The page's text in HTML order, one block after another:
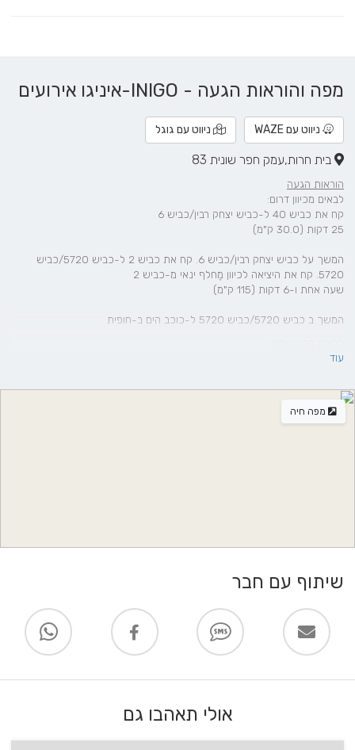
מפה והוראות הגעה - INIGO-איניגו אירועים
ניווט עם WAZE ניווט עם גוגל
בית חרות,עמק חפר שונית 83
הוראות הגעה
לבאים מכיוון דרום:
קח את כביש 40 ל-כביש יצחק רבין/כביש 6
25 דקות (30.0 ק"מ)
המשך על כביש יצחק רבין/כביש 6. קח את כביש 2 ל-כביש 5720/כביש
5720. קח את היציאה לכיוון מֶחלף ינאי מ-כביש 2
שעה אחת ו-6 דקות (115 ק"מ)
המשך ב כביש 5720/כביש 5720 ל-כוכב הים ב-חופית
התחל צפון מערב לכיוון תל חי
ל-כביש 5720/כביש 5720. קח את היציאה לכיוון מֶחלף ינאי מ-כביש 2
עוד
מפה חיה
שיתוף עם חבר
אולי תאהבו גם